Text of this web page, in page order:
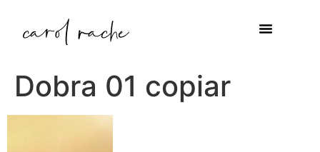
Dobra 01 copiar